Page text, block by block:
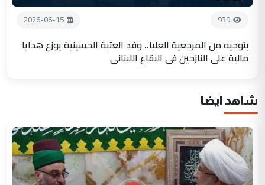
939
2026-06-15
بتوجيه من المرجعية العليا.. وفد العتبة الحسينية يوزع هدايا
مالية على النازحين في البقاع اللبناني
شاهد ايضا